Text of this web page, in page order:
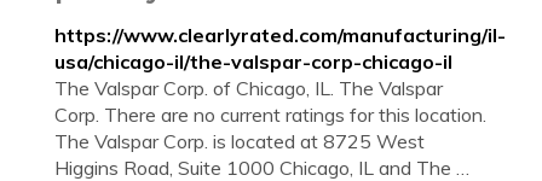
https://www.clearlyrated.com/manufacturing/il-
usa/chicago-il/the-valspar-corp-chicago-il
The Valspar Corp. of Chicago, IL. The Valspar
Corp. There are no current ratings for this location.
The Valspar Corp. is located at 8725 West
Higgins Road, Suite 1000 Chicago, IL and The …